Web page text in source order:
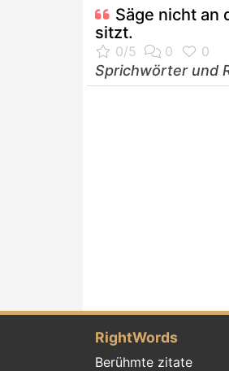
Säge nicht an
sitzt.
Sprichwörter und
RightWords
Berühmte zitate